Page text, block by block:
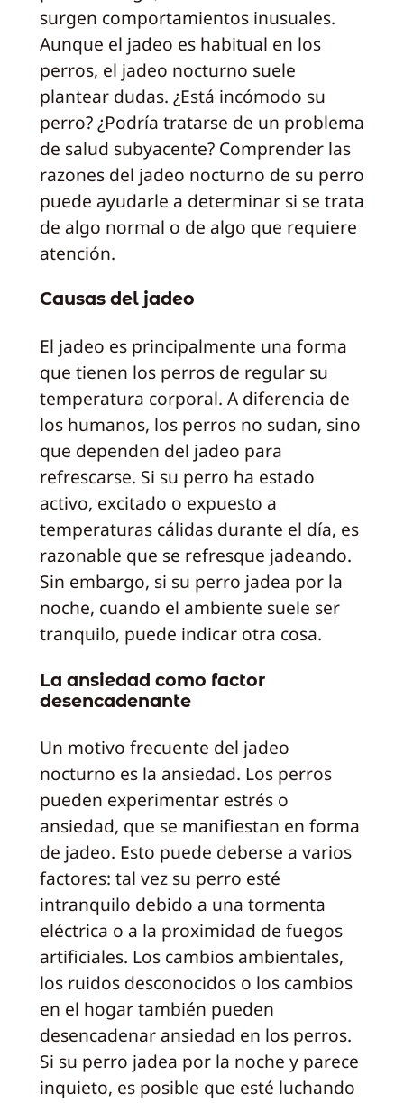
surgen comportamientos inusuales.
Aunque el jadeo es habitual en los
perros, el jadeo nocturno suele
plantear dudas. ¿Está incómodo su
perro? ¿Podría tratarse de un problema
de salud subyacente? Comprender las
razones del jadeo nocturno de su perro
puede ayudarle a determinar si se trata
de algo normal o de algo que requiere
atención.
Causas del jadeo
El jadeo es principalmente una forma
que tienen los perros de regular su
temperatura corporal. A diferencia de
los humanos, los perros no sudan, sino
que dependen del jadeo para
refrescarse. Si su perro ha estado
activo, excitado o expuesto a
temperaturas cálidas durante el día, es
razonable que se refresque jadeando.
Sin embargo, si su perro jadea por la
noche, cuando el ambiente suele ser
tranquilo, puede indicar otra cosa.
La ansiedad como factor
desencadenante
Un motivo frecuente del jadeo
nocturno es la ansiedad. Los perros
pueden experimentar estrés o
ansiedad, que se manifiestan en forma
de jadeo. Esto puede deberse a varios
factores: tal vez su perro esté
intranquilo debido a una tormenta
eléctrica o a la proximidad de fuegos
artificiales. Los cambios ambientales,
los ruidos desconocidos o los cambios
en el hogar también pueden
desencadenar ansiedad en los perros.
Si su perro jadea por la noche y parece
inquieto, es posible que esté luchando